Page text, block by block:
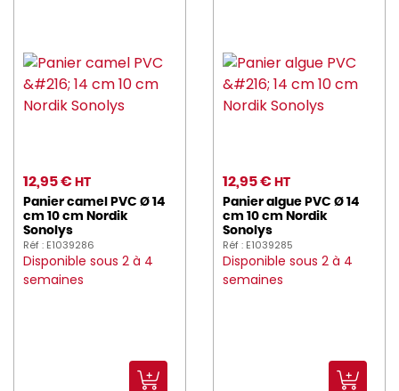
12,95 € HT
Panier camel PVC Ø 14
cm 10 cm Nordik
Sonolys
Réf : E1039286
Disponible sous 2 à 4
semaines
12,95 € HT
Panier algue PVC Ø 14
cm 10 cm Nordik
Sonolys
Réf : E1039285
Disponible sous 2 à 4
semaines